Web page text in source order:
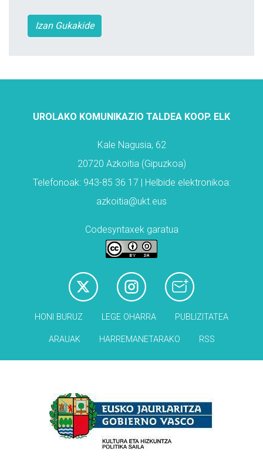
Izan Gukakide
UROLAKO KOMUNIKAZIO TALDEA KOOP. ELK
Kale Nagusia, 62
20720 Azkoitia (Gipuzkoa)
Telefonoak: 943-85 36 17 | Helbide elektronikoa:
azkoitia@ukt.eus
Codesyntaxek garatua
HONI BURUZ LEGE OHARRA PUBLIZITATEA
ARAUAK HARREMANETARAKO RSS